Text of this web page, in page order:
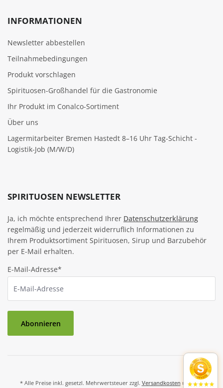
INFORMATIONEN
Newsletter abbestellen
Teilnahmebedingungen
Produkt vorschlagen
Spirituosen-Großhandel für die Gastronomie
Ihr Produkt im Conalco-Sortiment
Über uns
Lagermitarbeiter Bremen Hastedt 8–16 Uhr Tag-Schicht -
Logistik-Job (M/W/D)
SPIRITUOSEN NEWSLETTER
Ja, ich möchte entsprechend Ihrer Datenschutzerklärung
regelmäßig und jederzeit widerruflich Informationen zu
Ihrem Produktsortiment Spirituosen, Sirup und Barzubehör
per E-Mail erhalten.
E-Mail-Adresse*
Abonnieren
* Alle Preise inkl. gesetzl. Mehrwertsteuer zzgl. Versandkosten und ggf.